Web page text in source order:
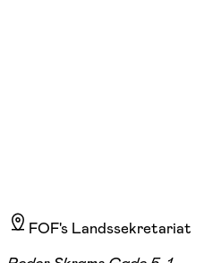
FOF's Landssekretariat